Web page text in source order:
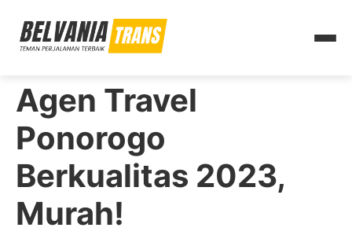
Agen Travel
Ponorogo
Berkualitas 2023,
Murah!